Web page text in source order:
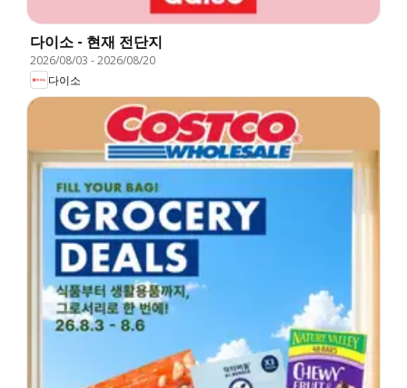
다이소 - 현재 전단지
2026/08/03 -2026/08/20
다이소